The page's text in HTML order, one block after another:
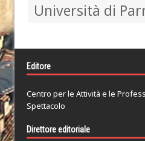
Università di
Editore
Centro per le Attività e le
Spettacolo
Direttore editoriale